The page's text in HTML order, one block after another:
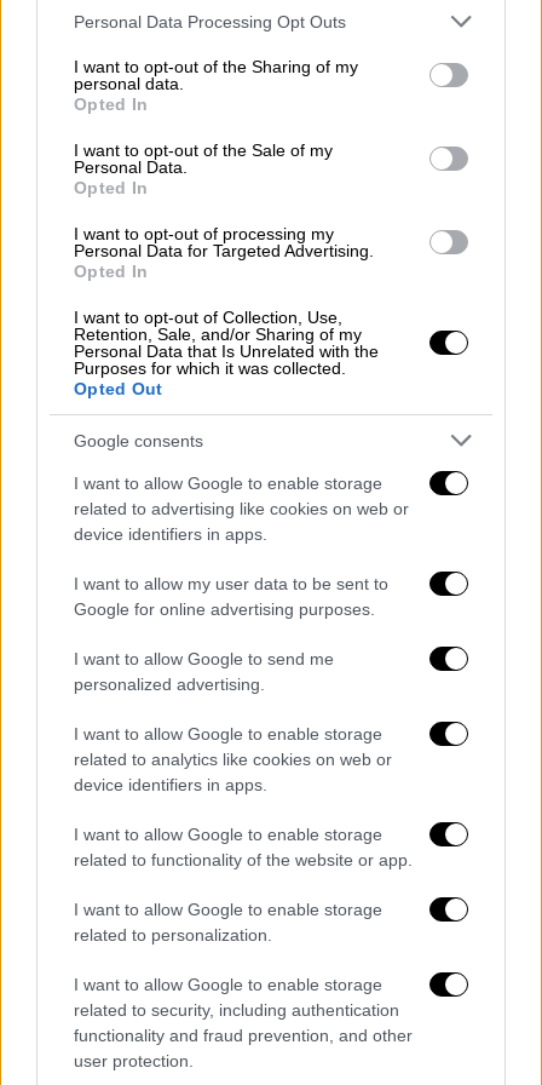
Please note that this website/app uses one or more Google
not limited to your visit or usage behaviour. You may click to
grant or deny consent to Google and its third-party tags to
use your data for below specified purposes in below Google
consent section.
Personal Data Processing Opt Outs
I want to opt-out of the Sharing of my
personal data.
Opted In
I want to opt-out of the Sale of my
Personal Data.
Opted In
I want to opt-out of processing my
Personal Data for Targeted Advertising.
Opted In
I want to opt-out of Collection, Use,
Retention, Sale, and/or Sharing of my
Personal Data that Is Unrelated with the
Purposes for which it was collected.
Opted Out
Google consents
I want to allow Google to enable storage
related to advertising like cookies on web or
device identifiers in apps.
I want to allow my user data to be sent to
Google for online advertising purposes.
I want to allow Google to send me
personalized advertising.
I want to allow Google to enable storage
related to analytics like cookies on web or
device identifiers in apps.
I want to allow Google to enable storage
related to functionality of the website or app.
I want to allow Google to enable storage
related to personalization.
I want to allow Google to enable storage
related to security, including authentication
functionality and fraud prevention, and other
user protection.
Σε κάθε περίπτωση, ημετακίνηση εκτός
ethnos.gr,αναμένεται να ξεκινήσει από τις 8
Φεβρουαρίου
Οι ημερομηνίες για τη μετακίνηση
εκτός νομού
Με βάση τις μέχρι τώρα πληροφορίες, πιο
πιθανή ημερομηνία για την
απαγόρευσης υπό όρουςόμως, είναι η 8η
Φεβρουαρίου. Το σενάριο αυτό όμως θα έχει
και περιορισμούς, καθώςείναι πιθανό να
υπάρξουν απαγορεύσεις να μετακινηθούν
πολίτες από κόκκινες περιοχές προς νομούς
που σήμερα είναι πράσινοι.
Και βέβαια το άνοιγμα τωνμετακινήσεων
από νομό σε νομόθα αφορά συγκεκριμένες
, τοκυνήγι
και την επίσκεψη σε χιονοδρομικό κέντρο.
Oι εξαιρέσεις για τη μετακίνηση
εκτός νομού
Πάντως, ημετακίνηση εκτός νομού
επιτρέπεται μόνο για συγκεκριμένες
περιπτώσεις και υπό συγκεκριμένες
προϋποθέσεις:
που πιστοποιείται με σχετική έγγραφη
βεβαίωση του εργοδότη ή άλλα
κατάλληλα έγγραφα ή, εφόσον πρόκειται
για αυτοαπασχολούμενο, με έγγραφη
δήλωση του ιδίου.
Μετακίνηση για λόγους υγείας